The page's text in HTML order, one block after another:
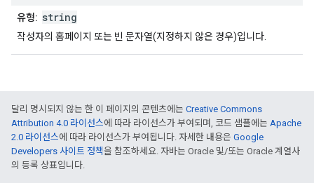
유형: string
작성자의 홈페이지 또는 빈 문자열(지정하지 않은 경우)입니다.
달리 명시되지 않는 한 이 페이지의 콘텐츠에는 Creative Commons
Attribution 4.0 라이선스에 따라 라이선스가 부여되며, 코드 샘플에는 Apache
2.0 라이선스에 따라 라이선스가 부여됩니다. 자세한 내용은 Google
Developers 사이트 정책을 참조하세요. 자바는 Oracle 및/또는 Oracle 계열사
의 등록 상표입니다.